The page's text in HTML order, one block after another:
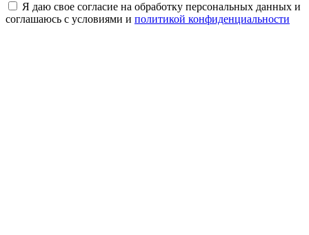
Я даю свое согласие на обработку персональных данных и
соглашаюсь с условиями и политикой конфиденциальности